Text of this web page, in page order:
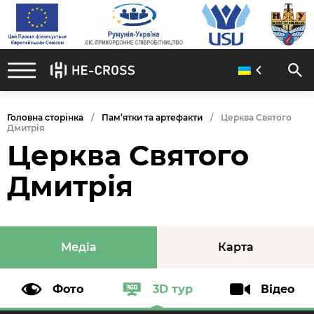
Головна сторінка Пам’ятки та артефакти
Церква Святого
Дмитрія
Церква Святого
Дмитрія
Медіа Карта
Фото 3D тур Відео